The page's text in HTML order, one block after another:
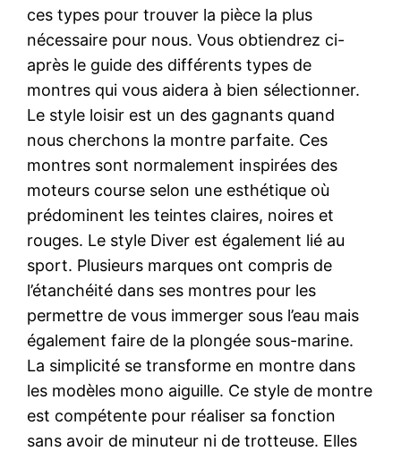
ces types pour trouver la pièce la plus
nécessaire pour nous. Vous obtiendrez ci-
après le guide des différents types de
montres qui vous aidera à bien sélectionner.
Le style loisir est un des gagnants quand
nous cherchons la montre parfaite. Ces
montres sont normalement inspirées des
moteurs course selon une esthétique où
prédominent les teintes claires, noires et
rouges. Le style Diver est également lié au
sport. Plusieurs marques ont compris de
l’étanchéité dans ses montres pour les
permettre de vous immerger sous l’eau mais
également faire de la plongée sous-marine.
La simplicité se transforme en montre dans
les modèles mono aiguille. Ce style de montre
est compétente pour réaliser sa fonction
sans avoir de minuteur ni de trotteuse. Elles